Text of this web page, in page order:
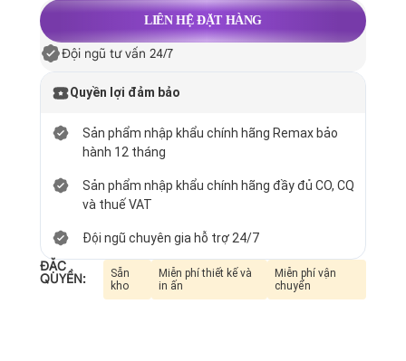
LIÊN HỆ ĐẶT HÀNG
Đội ngũ tư vấn 24/7
Quyền lợi đảm bảo
Sản phẩm nhập khẩu chính hãng Remax bảo
hành 12 tháng
Sản phẩm nhập khẩu chính hãng đầy đủ CO, CQ
và thuế VAT
Đội ngũ chuyên gia hỗ trợ 24/7
ĐẶC
QUYỀN:
Sẵn
kho
Miễn phí thiết kế và
in ấn
Miễn phí vận
chuyển